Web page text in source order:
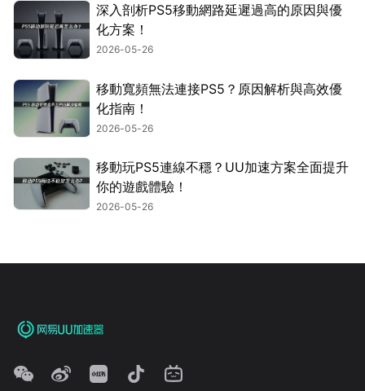
深入剖析PS5移動網路延遲過高的原因與優
化方案！
2026-05-26
移動寬頻無法連接PS5？原因解析與高效優
化指南！
2026-05-26
移動玩PS5連線不穩？UU加速方案全面提升
你的遊戲體驗！
2026-05-26